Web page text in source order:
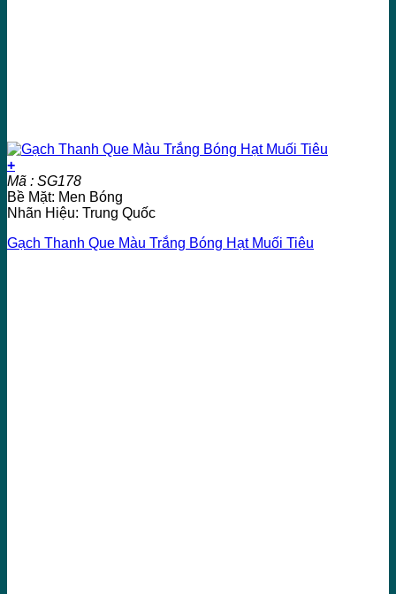
+
Mã : SG178
Bề Mặt: Men Bóng
Nhãn Hiệu: Trung Quốc
Gạch Thanh Que Màu Trắng Bóng Hạt Muối Tiêu